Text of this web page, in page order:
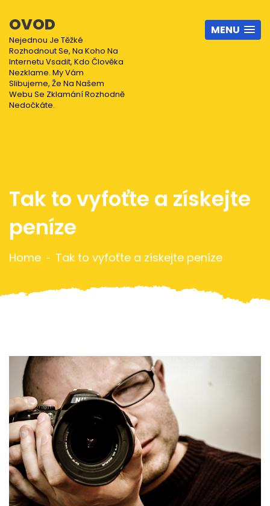
OVOD
Nejednou Je Těžké
Rozhodnout Se, Na Koho Na
Internetu Vsadit, Kdo Člověka
Nezklame. My Vám
Slibujeme, Že Na Našem
Webu Se Zklamání Rozhodně
Nedočkáte.
MENU
Tak to vyfoťte a získejte
peníze
Home Tak to vyfoťte a získejte peníze